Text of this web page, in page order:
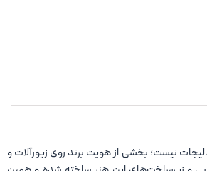
نیست؛ بخشی از هویت برند روی زیورآلات و